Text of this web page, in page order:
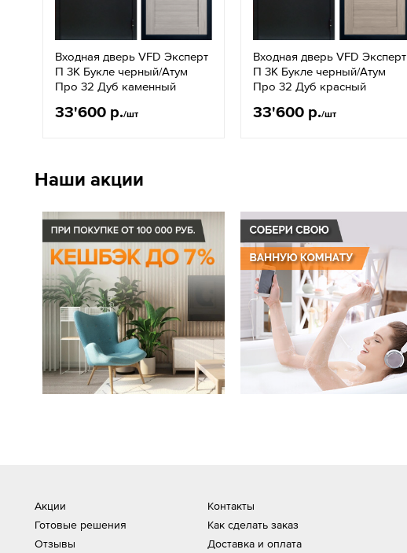
Входная дверь VFD Эксперт
П 3K Букле черный/Aтум
Про 32 Дуб каменный
33'600 р./шт
Входная дверь VFD Эксперт
П 3K Букле черный/Aтум
Про 32 Дуб красный
33'600 р./шт
Наши акции
Акции
Готовые решения
Отзывы
Контакты
Как сделать заказ
Доставка и оплата